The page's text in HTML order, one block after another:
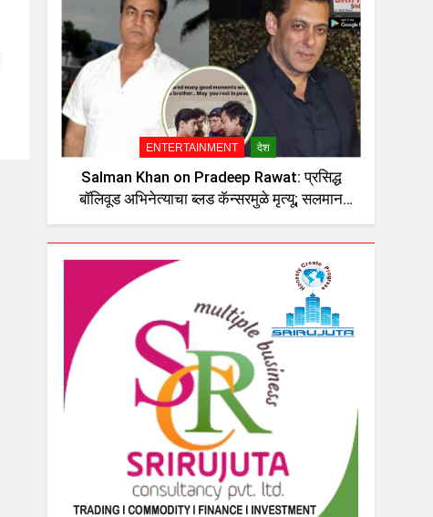
ENTERTAINMENT देश
Salman Khan on Pradeep Rawat: प्रसिद्ध
बॉलिवूड अभिनेत्याचा ब्लड कॅन्सरमुळे मृत्यू; सलमान
खानची पोस्ट चर्चेत, दु:ख व्यक्त करत म्हणाला…